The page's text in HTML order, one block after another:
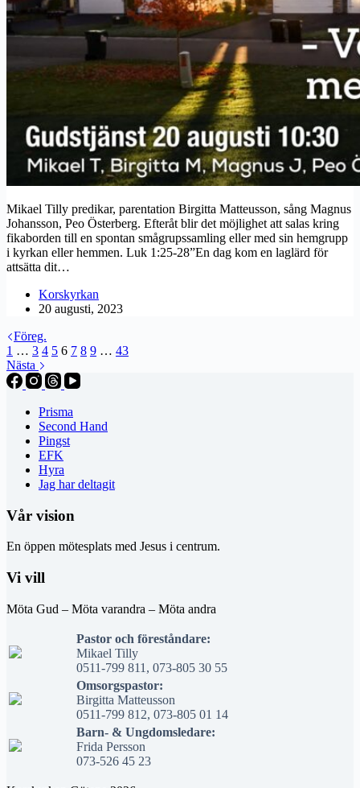
Mikael Tilly predikar, parentation Birgitta Matteusson, sång Magnus
Johansson, Peo Österberg. Efteråt blir det möjlighet att salas kring
fikaborden till en spontan smågrupssamling eller med sin hemgrupp
i kyrkan eller hemmen. Luk 1:25-28”En dag kom en laglärd för
attsätta dit…
Korskyrkan
20 augusti, 2023
Föreg.
1 … 3 4 5 6 7 8 9 … 43
Nästa
Prisma
Second Hand
Pingst
EFK
Hyra
Jag har deltagit
Vår vision
En öppen mötesplats med Jesus i centrum.
Vi vill
Möta Gud – Möta varandra – Möta andra
Pastor och föreståndare:
Mikael Tilly
0511-799 811, 073-805 30 55
Omsorgspastor:
Birgitta Matteusson
0511-799 812, 073-805 01 14
Barn- & Ungdomsledare:
Frida Persson
073-526 45 23